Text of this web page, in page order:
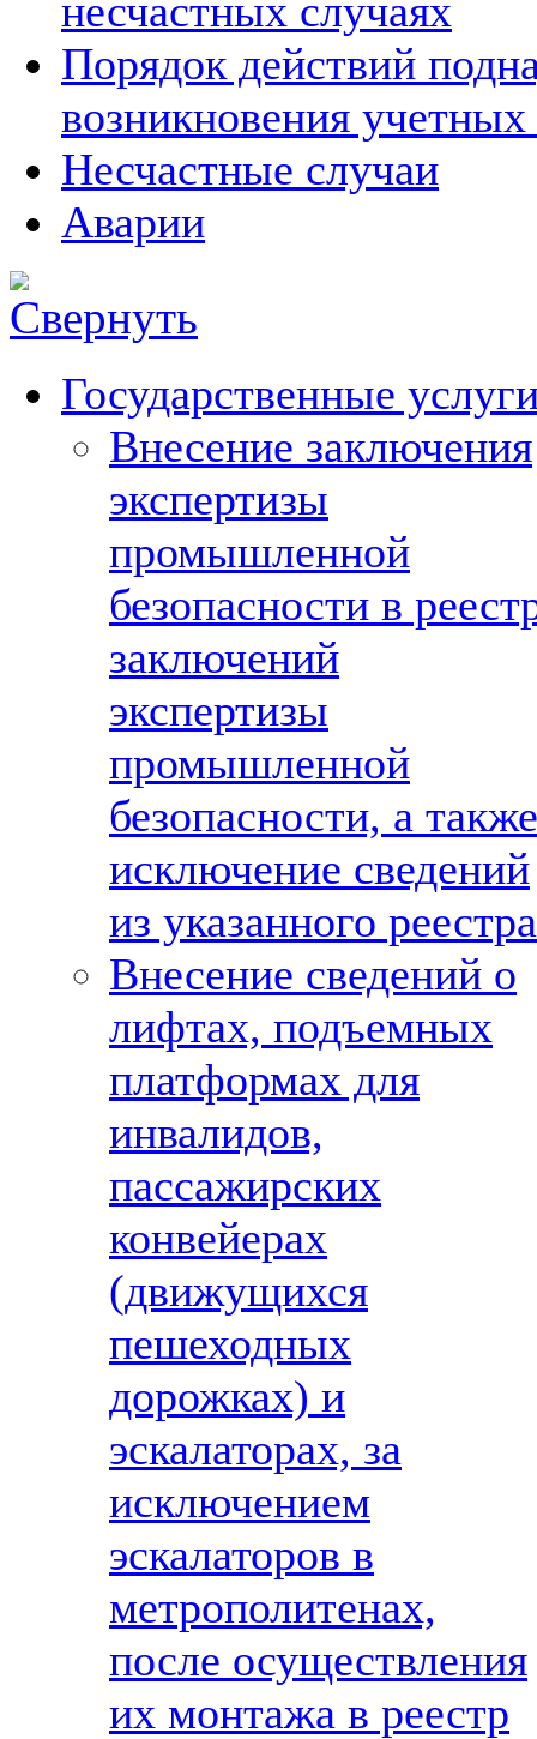
несчастных случаях
Порядок действий
возникновения
Несчастные случаи
Аварии
Государственные
Внесение заключения
экспертизы
промышленной
безопасности в
заключений
экспертизы
промышленной
безопасности, а также
исключение сведений
из указанного реестра
Внесение сведений о
лифтах, подъемных
платформах для
инвалидов,
пассажирских
конвейерах
(движущихся
пешеходных
дорожках) и
эскалаторах, за
исключением
эскалаторов в
метрополитенах,
после осуществления
их монтажа в реестр